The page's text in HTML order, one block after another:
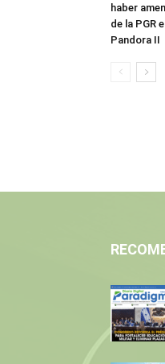
haber
de la PGR
Pandora II